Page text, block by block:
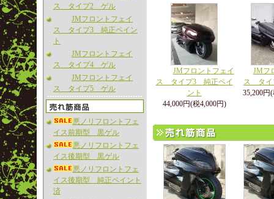
ス タイプ2 ゲル
JMフロントフェイ
ス タイプ3 純正ペイン
ト
JMフロントフェイ
ス タイプ4 ゲル
JMフロントフェイ
ス タイプ5 ゲル
悪ノリフロントフェ
イス前期型 黒ゲル
悪ノリフロントフェ
イス後期型 黒ゲル
悪ノリフロントフェ
イス後期型 純正ペイント
済
JMフロントフェイ
ス タイプ3 純正ペイ
ント
44,000円(税4,000円)
JMフ
ス タ
35,200円